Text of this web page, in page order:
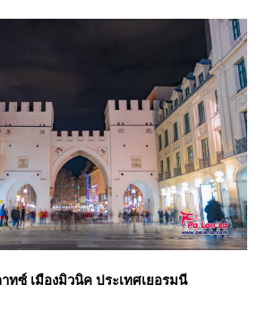
ประมาณร้อยกว่าร้าน โดยมีสินค้า
กมาย อย่างเช่น ผัก ผลไม้ ดอกไม้
ว์ประเภทต่างๆ ไข่ เนย น้ำผึ้ง อาหาร
ร เครื่องเทศ ไวน์ และชา นอกจากนี้ที่
ธรรมความเป็นอยู่ของชาวมิวนิ
สาเต้นรำเก่าแก่ ที่เรียกว่า Maibaum
ฤษเรียกว่า Maypole ซึ่งเป็นเสาที่ใช้
ษภาคม เพื่อเต้นรำเฉลิมฉลองวัน
ซึ่งเป็นประเพณีดั้งเดิมและเก่าแก่
บยุโรป
ทซ์ เมืองมิวนิค ประเทศเยอรมนี